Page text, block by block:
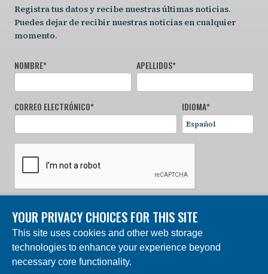
Registra tus datos y recibe nuestras últimas noticias.
Puedes dejar de recibir nuestras noticias en cualquier
momento.
NOMBRE* APELLIDOS*
CORREO ELECTRÓNICO* IDIOMA*
REGÍSTRATE AHORA
© 2024 Fundación Charles Darwin. Reservados todos los
derechos. | Construido por DEV
YOUR PRIVACY CHOICES FOR THIS SITE
This site uses cookies and other web storage
technologies to enhance your experience beyond
necessary core functionality.